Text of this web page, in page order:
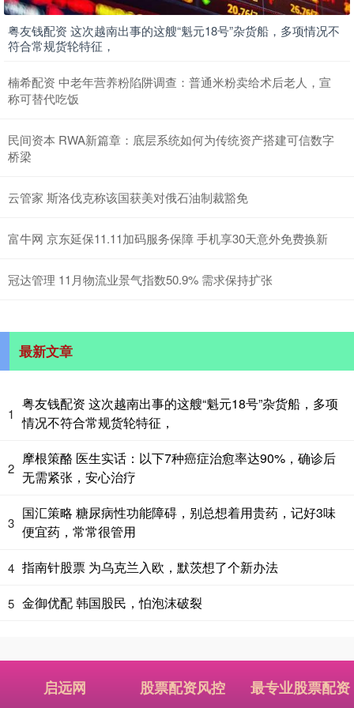
粤友钱配资 这次越南出事的这艘“魁元18号”杂货船，多项情况不
符合常规货轮特征，
楠希配资 中老年营养粉陷阱调查：普通米粉卖给术后老人，宣
称可替代吃饭
民间资本 RWA新篇章：底层系统如何为传统资产搭建可信数字
桥梁
云管家 斯洛伐克称该国获美对俄石油制裁豁免
富牛网 京东延保11.11加码服务保障 手机享30天意外免费换新
冠达管理 11月物流业景气指数50.9% 需求保持扩张
最新文章
1
粤友钱配资 这次越南出事的这艘“魁元18号”杂货船，多项
情况不符合常规货轮特征，
2
摩根策酪 医生实话：以下7种癌症治愈率达90%，确诊后
无需紧张，安心治疗
3
国汇策略 糖尿病性功能障碍，别总想着用贵药，记好3味
便宜药，常常很管用
4 指南针股票 为乌克兰入欧，默茨想了个新办法
5 金御优配 韩国股民，怕泡沫破裂
启远网 股票配资风控 最专业股票配资